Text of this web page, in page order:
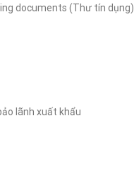
documents (Thư tín dụng)
lãnh xuất khẩu